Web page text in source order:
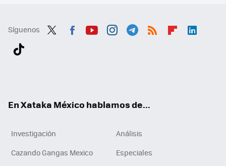
Síguenos
En Xataka México hablamos de...
Investigación
Análisis
Cazando Gangas Mexico
Especiales